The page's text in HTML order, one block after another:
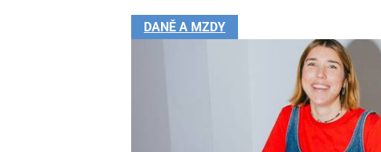
DANĚ A MZDY